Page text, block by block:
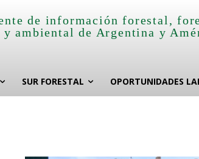
de información forestal,
y ambiental de Argentina y
SUR FORESTAL OPORTUNIDADES